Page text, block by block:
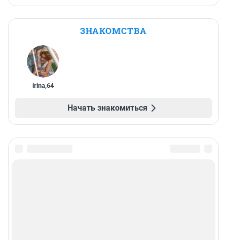
ЗНАКОМСТВА
irina,64
Начать знакомиться